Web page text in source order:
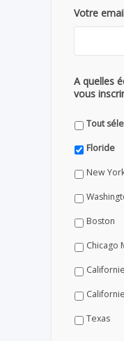
Votre
A quelles
vous
Tout
Floride
New
Boston
Chicago
Texas